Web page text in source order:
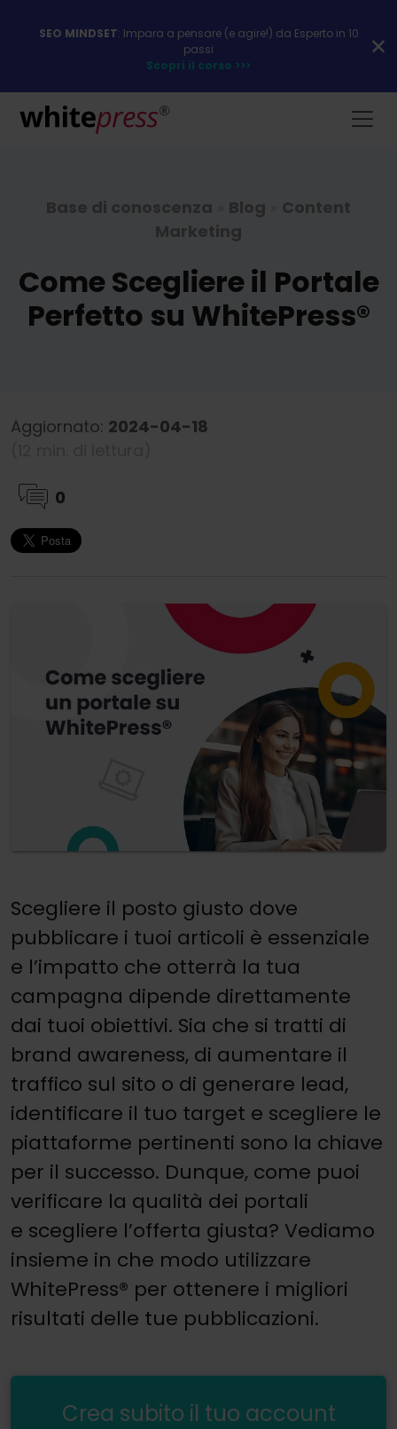
SEO MINDSET: Impara a pensare (e agire!) da Esperto in 10
passi
Scopri il corso >>>
Base di conoscenza Blog
Content
Marketing
Come Scegliere il Portale
Perfetto su WhitePress®
Aggiornato: 2024-04-18
0
Scegliere il posto giusto dove
pubblicare i tuoi articoli è essenziale
e l’impatto che otterrà la tua
campagna dipende direttamente
dai tuoi obiettivi. Sia che si tratti di
brand awareness, di aumentare il
traffico sul sito o di generare lead,
identificare il tuo target e scegliere le
piattaforme pertinenti sono la chiave
per il successo. Dunque, come puoi
verificare la qualità dei portali
e scegliere l’offerta giusta? Vediamo
insieme in che modo utilizzare
WhitePress® per ottenere i migliori
risultati delle tue pubblicazioni.
Crea subito il tuo account